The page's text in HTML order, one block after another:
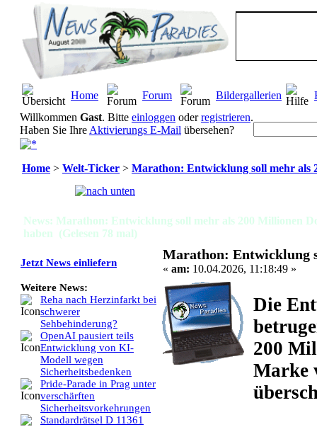
Home Forum Bildergallerien
Willkommen Gast. Bitte einloggen oderregistrieren.
Haben Sie Ihre Aktivierungs E-Mail übersehen?
Home > Welt-Ticker > Marathon: Entwicklung soll mehr als
News: Marathon: Entwicklung soll mehr als 200 Millionen
haben (Gelesen 78 mal)
Jetzt News einliefern
Weitere News:
Reha nach Herzinfarkt bei
schwerer
Sehbehinderung?
OpenAI pausiert teils
Entwicklung von KI-
Modell wegen
Sicherheitsbedenken
Pride-Parade in Prag unter
verschärften
Sicherheitsvorkehrungen
Standardrätsel D 11361
Marathon: Entwicklung
« am: 10.04.2026, 11:18:49 »
Die
200
Marke